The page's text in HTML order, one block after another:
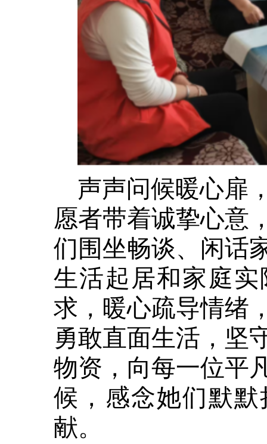
声声问候暖心扉
愿者带着诚挚心意
们围坐畅谈、闲话
生活起居和家庭
求，暖心疏导情绪
勇敢直面生活，坚
物资，向每一位平
候，感念她们默
献。